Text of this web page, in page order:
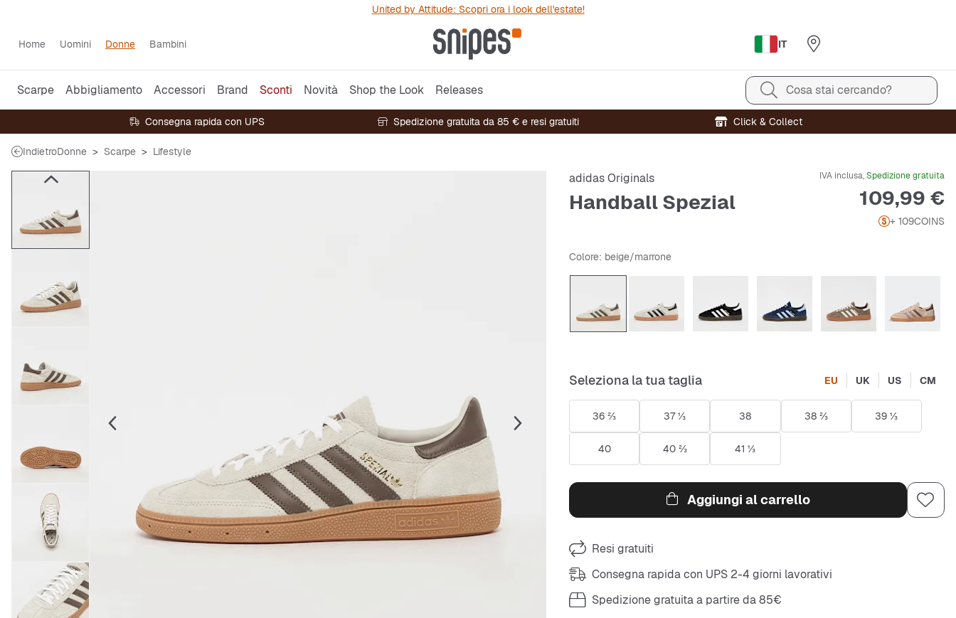
United by Attitude: Scopri ora i look dell'estate!
Home Uomini Donne Bambini IT
Scarpe Abbigliamento Accessori Brand Sconti Novità Shop the Look Releases Cosa stai cercando?
Consegna rapida con UPS Spedizione gratuita da 85 € e resi gratuiti Click & Collect
IndietroDonne Scarpe Lifestyle
adidas Originals
Handball Spezial
IVA inclusa,Spedizione gratuita
Prezzo
109,99 €
+ 109COINS
Colore: beige/marrone
Seleziona la tua taglia EU UK US CM
36 ⅔ 37 ⅓ 38 38 ⅔ 39 ⅓
40 40 ⅔ 41 ⅓
Aggiungi al carrello
Resi gratuiti
Consegna rapida con UPS 2-4 giorni lavorativi
Spedizione gratuita a partire da 85€